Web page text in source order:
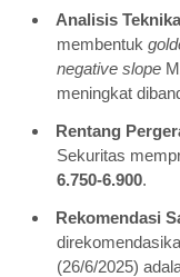
Analisis
membentuk
negative slope
meningkat
Rentang
Sekuritas
6.750-6.900.
Rekomendasi
(26/6/2025)